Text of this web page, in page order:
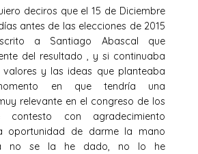
deciros que el 15 de Diciembre
antes de las elecciones de 2015
a Santiago Abascal que
del resultado , y si continuaba
valores y las ideas que planteaba
en que tendría una
relevante en el congreso de los
contesto con agradecimiento
oportunidad de darme la mano
no se la he dado, no lo he